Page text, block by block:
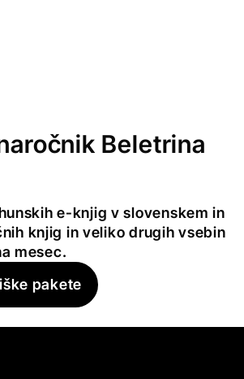
Beletrina
e-knjig v slovenskem in
knjig in veliko drugih vsebin
mesec.
pakete